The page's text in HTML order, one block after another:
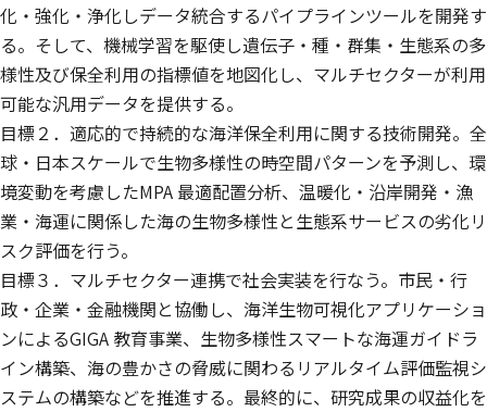
化・強化・浄化しデータ統合するパイプラインツールを開発す
る。そして、機械学習を駆使し遺伝子・種・群集・生態系の多
様性及び保全利用の指標値を地図化し、マルチセクターが利用
可能な汎用データを提供する。
目標２．適応的で持続的な海洋保全利用に関する技術開発。全
球・日本スケールで生物多様性の時空間パターンを予測し、環
境変動を考慮したMPA 最適配置分析、温暖化・沿岸開発・漁
業・海運に関係した海の生物多様性と生態系サービスの劣化リ
スク評価を行う。
目標３．マルチセクター連携で社会実装を行なう。市民・行
政・企業・金融機関と協働し、海洋生物可視化アプリケーショ
ンによるGIGA 教育事業、生物多様性スマートな海運ガイドラ
イン構築、海の豊かさの脅威に関わるリアルタイム評価監視シ
ステムの構築などを推進する。最終的に、研究成果の収益化を